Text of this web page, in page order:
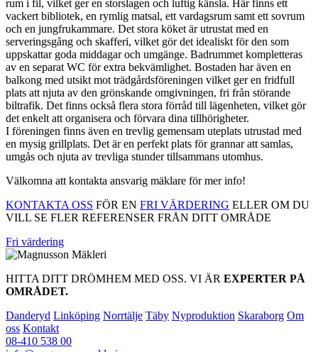
rum i fil, vilket ger en storslagen och luftig känsla. Här finns ett
vackert bibliotek, en rymlig matsal, ett vardagsrum samt ett sovrum
och en jungfrukammare. Det stora köket är utrustat med en
serveringsgång och skafferi, vilket gör det idealiskt för den som
uppskattar goda middagar och umgänge. Badrummet kompletteras
av en separat WC för extra bekvämlighet. Bostaden har även en
balkong med utsikt mot trädgårdsföreningen vilket ger en fridfull
plats att njuta av den grönskande omgivningen, fri från störande
biltrafik. Det finns också flera stora förråd till lägenheten, vilket gör
det enkelt att organisera och förvara dina tillhörigheter.
I föreningen finns även en trevlig gemensam uteplats utrustad med
en mysig grillplats. Det är en perfekt plats för grannar att samlas,
umgås och njuta av trevliga stunder tillsammans utomhus.
Välkomna att kontakta ansvarig mäklare för mer info!
KONTAKTA OSS FÖR EN FRI VÄRDERING ELLER OM DU
VILL SE FLER REFERENSER FRÅN DITT OMRÅDE
Fri värdering
HITTA DITT DRÖMHEM MED OSS. VI ÄR EXPERTER PÅ
OMRÅDET.
Danderyd Linköping Norrtälje Täby Nyproduktion Skaraborg Om
oss Kontakt
08-410 538 00